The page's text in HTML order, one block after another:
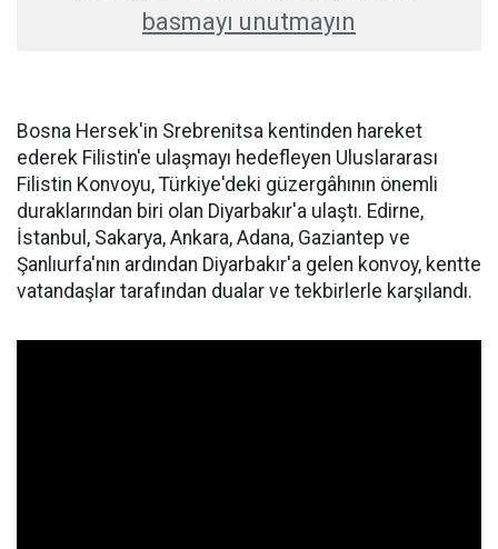
basmayı unutmayın
Bosna Hersek'in Srebrenitsa kentinden hareket
ederek Filistin'e ulaşmayı hedefleyen Uluslararası
Filistin Konvoyu, Türkiye'deki güzergâhının önemli
duraklarından biri olan Diyarbakır'a ulaştı. Edirne,
İstanbul, Sakarya, Ankara, Adana, Gaziantep ve
Şanlıurfa'nın ardından Diyarbakır'a gelen konvoy, kentte
vatandaşlar tarafından dualar ve tekbirlerle karşılandı.